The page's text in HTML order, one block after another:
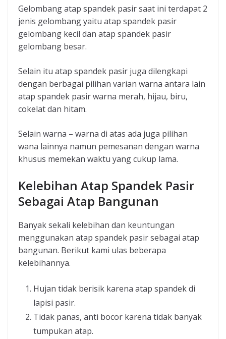
Gelombang atap spandek pasir saat ini terdapat 2
jenis gelombang yaitu atap spandek pasir
gelombang kecil dan atap spandek pasir
gelombang besar.
Selain itu atap spandek pasir juga dilengkapi
dengan berbagai pilihan varian warna antara lain
atap spandek pasir warna merah, hijau, biru,
cokelat dan hitam.
Selain warna – warna di atas ada juga pilihan
wana lainnya namun pemesanan dengan warna
khusus memekan waktu yang cukup lama.
Kelebihan Atap Spandek Pasir
Sebagai Atap Bangunan
Banyak sekali kelebihan dan keuntungan
menggunakan atap spandek pasir sebagai atap
bangunan. Berikut kami ulas beberapa
kelebihannya.
Hujan tidak berisik karena atap spandek di
lapisi pasir.
Tidak panas, anti bocor karena tidak banyak
tumpukan atap.